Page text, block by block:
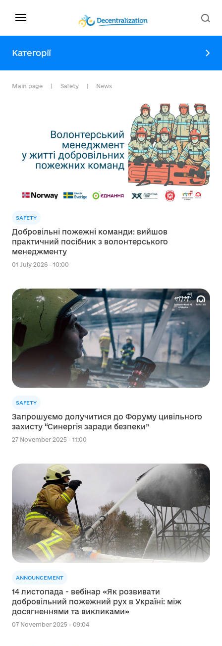
Категорії
Main page Safety News
SAFETY
Добровільні пожежні команди: вийшов
практичний посібник з волонтерського
менеджменту
01 July 2026 - 10:00
SAFETY
Запрошуємо долучитися до Форуму цивільного
захисту “Синергія заради безпеки”
27 November 2025 - 11:00
ANNOUNCEMENT
14 листопада - вебінар «Як розвивати
добровільний пожежний рух в Україні: між
досягненнями та викликами»
07 November 2025 - 09:04